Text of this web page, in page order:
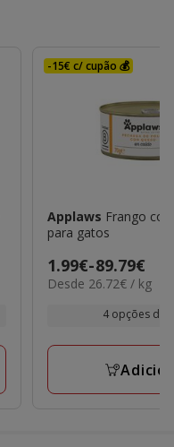
-15€ c/ cupão 💰
Applaws Frango
para gatos
Preço
de
89.79€
1.99€-89.79€
26.72€
Desde 26.72€ / kg
4 opções de